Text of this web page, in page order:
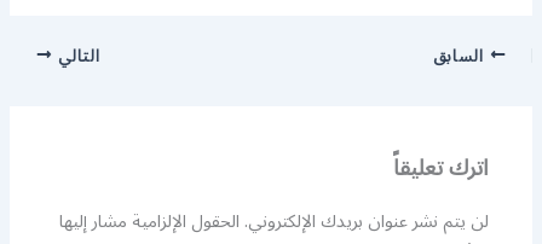
السابق التالي
اترك تعليقاً
لن يتم نشر عنوان بريدك الإلكتروني.الحقول الإلزامية مشار إليها